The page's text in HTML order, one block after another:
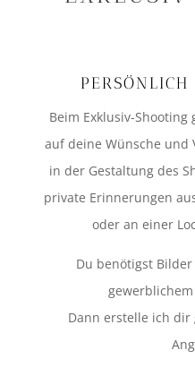
Beim Exklusiv-
auf deine Wünsche
in der Gestaltung des
private Erinnerungen
oder an einer
Du benötigst
Dann erstelle ich